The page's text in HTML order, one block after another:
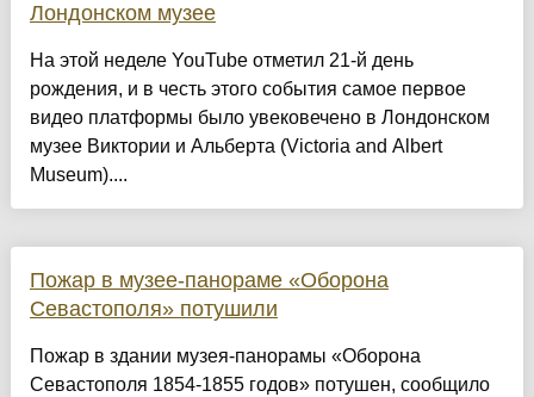
Лондонском музее
На этой неделе YouTube отметил 21-й день
рождения, и в честь этого события самое первое
видео платформы было увековечено в Лондонском
музее Виктории и Альберта (Victoria and Albert
Museum)....
Пожар в музее-панораме «Оборона
Севастополя» потушили
Пожар в здании музея-панорамы «Оборона
Севастополя 1854-1855 годов» потушен, сообщило